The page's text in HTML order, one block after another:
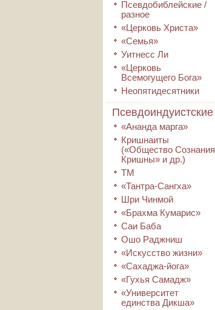
Псевдобиблейские /
разное
«Церковь Христа»
«Семья»
Уитнесс Ли
«Церковь
Всемогущего Бога»
Неопятидесятники
Псевдоиндуистские
«Ананда марга»
Кришнаиты
(«Общество Сознания
Кришны» и др.)
ТМ
«Тантра-Сангха»
Шри Чинмой
«Брахма Кумарис»
Саи Баба
Ошо Раджниш
«Искусство жизни»
«Сахаджа-йога»
«Гухья Самадж»
«Университет
единства Дикша»